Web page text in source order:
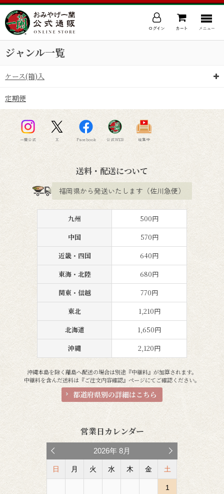
ログイン カート メニュー
ジャンル一覧
ケース(箱)入
定期便
一蘭公式 X Facebook 公式WEB 味集中
送料・配送について
福岡県から発送いたします（佐川急便）
九州
中国
近畿・四国
東海・北陸
関東・信越
東北
北海道
沖縄
500円
570円
640円
680円
770円
1,210円
1,650円
2,120円
沖縄本島を除く離島へ配送の場合は別途『中継料』が加算されます。
中継料を含んだ送料は『ご注文内容確認』ページにてご確認ください。
都道府県別の詳細はこちら
営業日カレンダー
2026年 8月
日 月 火 水 木 金 土
1